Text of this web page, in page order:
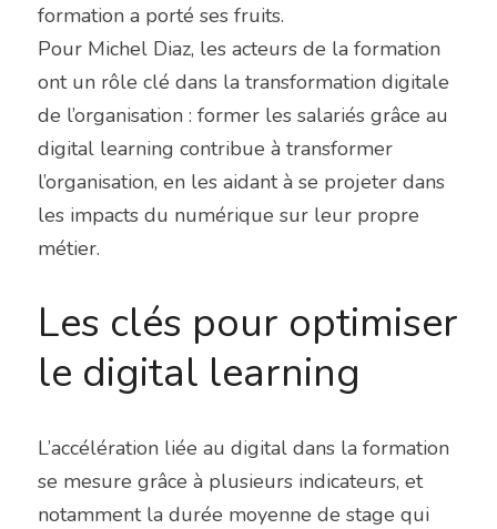
formation a porté ses fruits.
Pour Michel Diaz, les acteurs de la formation
ont un rôle clé dans la transformation digitale
de l’organisation : former les salariés grâce au
digital learning contribue à transformer
l’organisation, en les aidant à se projeter dans
les impacts du numérique sur leur propre
métier.
Les clés pour optimiser
le digital learning
L’accélération liée au digital dans la formation
se mesure grâce à plusieurs indicateurs, et
notamment la durée moyenne de stage qui